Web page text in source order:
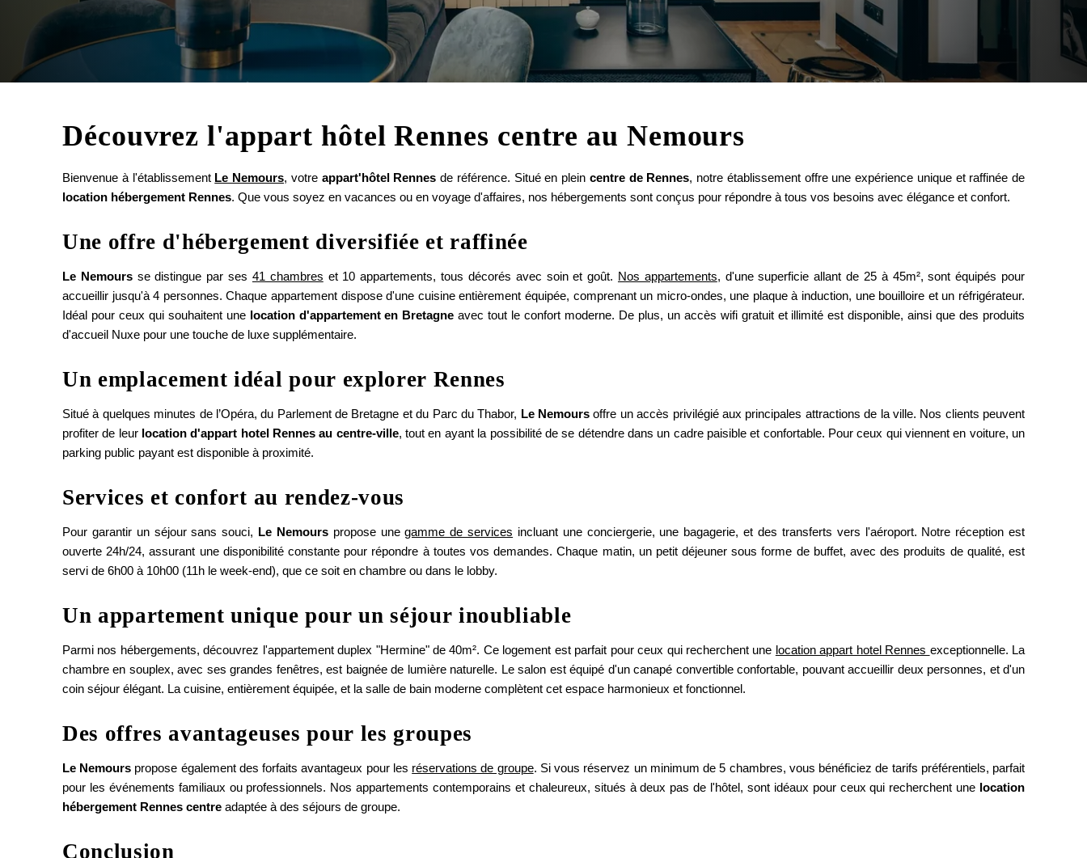
Découvrez l'appart hôtel Rennes centre au Nemours
Bienvenue à l'établissement Le Nemours, votre appart'hôtel Rennes de référence. Situé en plein centre de Rennes, notre établissement offre une expérience unique et raffinée de
location hébergement Rennes. Que vous soyez en vacances ou en voyage d'affaires, nos hébergements sont conçus pour répondre à tous vos besoins avec élégance et confort.
Une offre d'hébergement diversifiée et raffinée
Le Nemoursse distingue par ses 41 chambres et 10 appartements, tous décorés avec soin et goût. Nos appartements, d'une superficie allant de 25 à 45m², sont équipés pour
accueillir jusqu'à 4 personnes. Chaque appartement dispose d'une cuisine entièrement équipée, comprenant un micro-ondes, une plaque à induction, une bouilloire et un réfrigérateur.
Idéal pour ceux qui souhaitent une location d'appartement en Bretagneavec tout le confort moderne. De plus, un accès wifi gratuit et illimité est disponible, ainsi que des produits
d'accueil Nuxe pour une touche de luxe supplémentaire.
Un emplacement idéal pour explorer Rennes
Situé à quelques minutes de l’Opéra, du Parlement de Bretagne et du Parc du Thabor, Le Nemours offre un accès privilégié aux principales attractions de la ville. Nos clients peuvent
profiter de leur location d'appart hotel Rennes au centre-ville, tout en ayant la possibilité de se détendre dans un cadre paisible et confortable. Pour ceux qui viennent en voiture, un
parking public payant est disponible à proximité.
Services et confort au rendez-vous
Pour garantir un séjour sans souci, Le Nemourspropose unegamme de services incluant une conciergerie, une bagagerie, et des transferts vers l'aéroport. Notre réception est
ouverte 24h/24, assurant une disponibilité constante pour répondre à toutes vos demandes. Chaque matin, un petit déjeuner sous forme de buffet, avec des produits de qualité, est
servi de 6h00 à 10h00 (11h le week-end), que ce soit en chambre ou dans le lobby.
Un appartement unique pour un séjour inoubliable
Parmi nos hébergements, découvrez l'appartement duplex "Hermine" de 40m². Ce logement est parfait pour ceux qui recherchent une location appart hotel Rennes exceptionnelle. La
chambre en souplex, avec ses grandes fenêtres, est baignée de lumière naturelle. Le salon est équipé d'un canapé convertible confortable, pouvant accueillir deux personnes, et d'un
coin séjour élégant. La cuisine, entièrement équipée, et la salle de bain moderne complètent cet espace harmonieux et fonctionnel.
Des offres avantageuses pour les groupes
Le Nemours propose également des forfaits avantageux pour les réservations de groupe. Si vous réservez un minimum de 5 chambres, vous bénéficiez de tarifs préférentiels, parfait
pour les événements familiaux ou professionnels. Nos appartements contemporains et chaleureux, situés à deux pas de l'hôtel, sont idéaux pour ceux qui recherchent une location
hébergement Rennes centre adaptée à des séjours de groupe.
Conclusion
Accueil
Appartements
Nom*: Prénom*: